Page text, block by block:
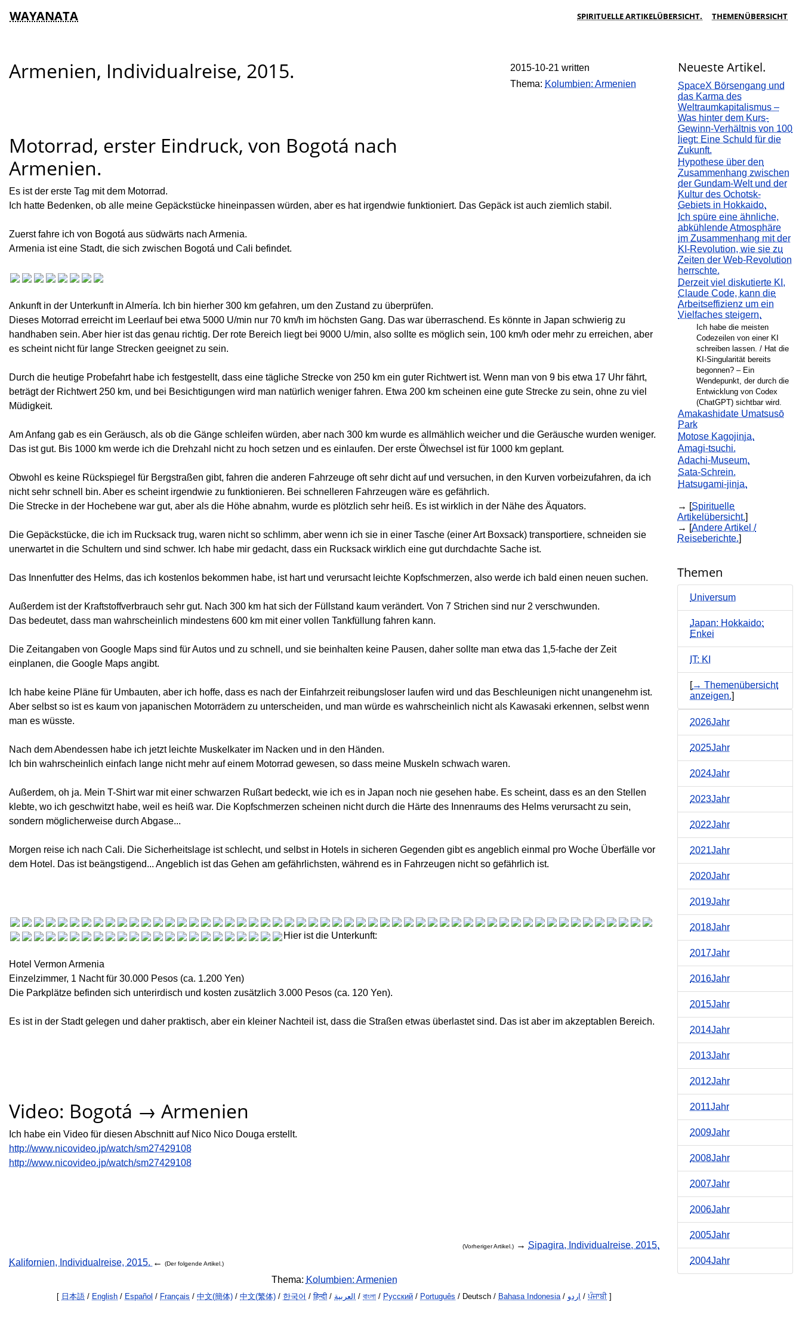
WAYANATA SPIRITUELLE ARTIKELÜBERSICHT. THEMENÜBERSICHT
Armenien, Individualreise, 2015.
2015-10-21 written
Thema: Kolumbien: Armenien
Motorrad, erster Eindruck, von Bogotá nach
Armenien.
Es ist der erste Tag mit dem Motorrad.
Ich hatte Bedenken, ob alle meine Gepäckstücke hineinpassen würden, aber es hat irgendwie funktioniert. Das Gepäck ist auch ziemlich stabil.
Zuerst fahre ich von Bogotá aus südwärts nach Armenia.
Armenia ist eine Stadt, die sich zwischen Bogotá und Cali befindet.
Ankunft in der Unterkunft in Almería. Ich bin hierher 300 km gefahren, um den Zustand zu überprüfen.
Dieses Motorrad erreicht im Leerlauf bei etwa 5000 U/min nur 70 km/h im höchsten Gang. Das war überraschend. Es könnte in Japan schwierig zu
handhaben sein. Aber hier ist das genau richtig. Der rote Bereich liegt bei 9000 U/min, also sollte es möglich sein, 100 km/h oder mehr zu erreichen, aber
es scheint nicht für lange Strecken geeignet zu sein.
Durch die heutige Probefahrt habe ich festgestellt, dass eine tägliche Strecke von 250 km ein guter Richtwert ist. Wenn man von 9 bis etwa 17 Uhr fährt,
beträgt der Richtwert 250 km, und bei Besichtigungen wird man natürlich weniger fahren. Etwa 200 km scheinen eine gute Strecke zu sein, ohne zu viel
Müdigkeit.
Am Anfang gab es ein Geräusch, als ob die Gänge schleifen würden, aber nach 300 km wurde es allmählich weicher und die Geräusche wurden weniger.
Das ist gut. Bis 1000 km werde ich die Drehzahl nicht zu hoch setzen und es einlaufen. Der erste Ölwechsel ist für 1000 km geplant.
Obwohl es keine Rückspiegel für Bergstraßen gibt, fahren die anderen Fahrzeuge oft sehr dicht auf und versuchen, in den Kurven vorbeizufahren, da ich
nicht sehr schnell bin. Aber es scheint irgendwie zu funktionieren. Bei schnelleren Fahrzeugen wäre es gefährlich.
Die Strecke in der Hochebene war gut, aber als die Höhe abnahm, wurde es plötzlich sehr heiß. Es ist wirklich in der Nähe des Äquators.
Die Gepäckstücke, die ich im Rucksack trug, waren nicht so schlimm, aber wenn ich sie in einer Tasche (einer Art Boxsack) transportiere, schneiden sie
unerwartet in die Schultern und sind schwer. Ich habe mir gedacht, dass ein Rucksack wirklich eine gut durchdachte Sache ist.
Das Innenfutter des Helms, das ich kostenlos bekommen habe, ist hart und verursacht leichte Kopfschmerzen, also werde ich bald einen neuen suchen.
Außerdem ist der Kraftstoffverbrauch sehr gut. Nach 300 km hat sich der Füllstand kaum verändert. Von 7 Strichen sind nur 2 verschwunden.
Das bedeutet, dass man wahrscheinlich mindestens 600 km mit einer vollen Tankfüllung fahren kann.
Die Zeitangaben von Google Maps sind für Autos und zu schnell, und sie beinhalten keine Pausen, daher sollte man etwa das 1,5-fache der Zeit
einplanen, die Google Maps angibt.
Ich habe keine Pläne für Umbauten, aber ich hoffe, dass es nach der Einfahrzeit reibungsloser laufen wird und das Beschleunigen nicht unangenehm ist.
Aber selbst so ist es kaum von japanischen Motorrädern zu unterscheiden, und man würde es wahrscheinlich nicht als Kawasaki erkennen, selbst wenn
man es wüsste.
Nach dem Abendessen habe ich jetzt leichte Muskelkater im Nacken und in den Händen.
Ich bin wahrscheinlich einfach lange nicht mehr auf einem Motorrad gewesen, so dass meine Muskeln schwach waren.
Außerdem, oh ja. Mein T-Shirt war mit einer schwarzen Rußart bedeckt, wie ich es in Japan noch nie gesehen habe. Es scheint, dass es an den Stellen
klebte, wo ich geschwitzt habe, weil es heiß war. Die Kopfschmerzen scheinen nicht durch die Härte des Innenraums des Helms verursacht zu sein,
sondern möglicherweise durch Abgase...
Morgen reise ich nach Cali. Die Sicherheitslage ist schlecht, und selbst in Hotels in sicheren Gegenden gibt es angeblich einmal pro Woche Überfälle vor
dem Hotel. Das ist beängstigend... Angeblich ist das Gehen am gefährlichsten, während es in Fahrzeugen nicht so gefährlich ist.
Hier ist die Unterkunft:
Hotel Vermon Armenia
Einzelzimmer, 1 Nacht für 30.000 Pesos (ca. 1.200 Yen)
Die Parkplätze befinden sich unterirdisch und kosten zusätzlich 3.000 Pesos (ca. 120 Yen).
Es ist in der Stadt gelegen und daher praktisch, aber ein kleiner Nachteil ist, dass die Straßen etwas überlastet sind. Das ist aber im akzeptablen Bereich.
Video: Bogotá → Armenien
Ich habe ein Video für diesen Abschnitt auf Nico Nico Douga erstellt.
http://www.nicovideo.jp/watch/sm27429108
http://www.nicovideo.jp/watch/sm27429108
(Vorheriger Artikel.) → Sipagira, Individualreise, 2015.
Kalifornien, Individualreise, 2015. ← (Der folgende Artikel.)
Thema: Kolumbien: Armenien
[ 日本語 / English / Español / Français / 中文(簡体) / 中文(繁体) / 한국어 /हिन्दी / العربية / বাংলা / Русский / Português / Deutsch / Bahasa Indonesia/ اردو / ਪੰਜਾਬੀ]
Neueste Artikel.
SpaceX Börsengang und
das Karma des
Weltraumkapitalismus –
Was hinter dem Kurs-
Gewinn-Verhältnis von 100
liegt: Eine Schuld für die
Zukunft.
Hypothese über den
Zusammenhang zwischen
der Gundam-Welt und der
Kultur des Ochotsk-
Gebiets in Hokkaido.
Ich spüre eine ähnliche,
abkühlende Atmosphäre
im Zusammenhang mit der
KI-Revolution, wie sie zu
Zeiten der Web-Revolution
herrschte.
Derzeit viel diskutierte KI,
Claude Code, kann die
Arbeitseffizienz um ein
Vielfaches steigern.
Ich habe die meisten
Codezeilen von einer KI
schreiben lassen. / Hat die
KI-Singularität bereits
begonnen? – Ein
Wendepunkt, der durch die
Entwicklung von Codex
(ChatGPT) sichtbar wird.
Amakashidate Umatsusō
Park
Motose Kagojinja.
Amagi-tsuchi.
Adachi-Museum.
Sata-Schrein.
Hatsugami-jinja.
→ [Spirituelle
Artikelübersicht.]
→ [Andere Artikel /
Reiseberichte.]
Themen
Universum
Japan: Hokkaido:
Enkei
IT: KI
[→ Themenübersicht
anzeigen.]
2026Jahr
2025Jahr
2024Jahr
2023Jahr
2022Jahr
2021Jahr
2020Jahr
2019Jahr
2018Jahr
2017Jahr
2016Jahr
2015Jahr
2014Jahr
2013Jahr
2012Jahr
2011Jahr
2009Jahr
2008Jahr
2007Jahr
2006Jahr
2005Jahr
2004Jahr